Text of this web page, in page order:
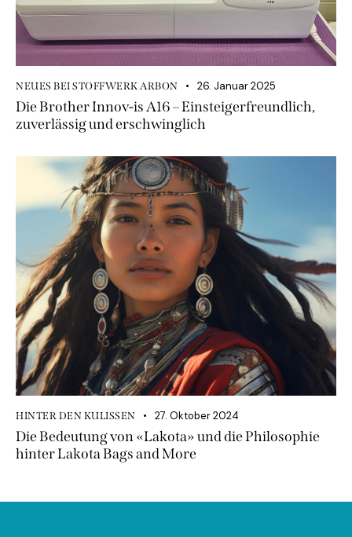
NEUES BEI STOFFWERK ARBON 26. Januar 2025
Die Brother Innov-is A16 – Einsteigerfreundlich,
zuverlässig und erschwinglich
HINTER DEN KULISSEN 27. Oktober 2024
Die Bedeutung von «Lakota» und die Philosophie
hinter Lakota Bags and More